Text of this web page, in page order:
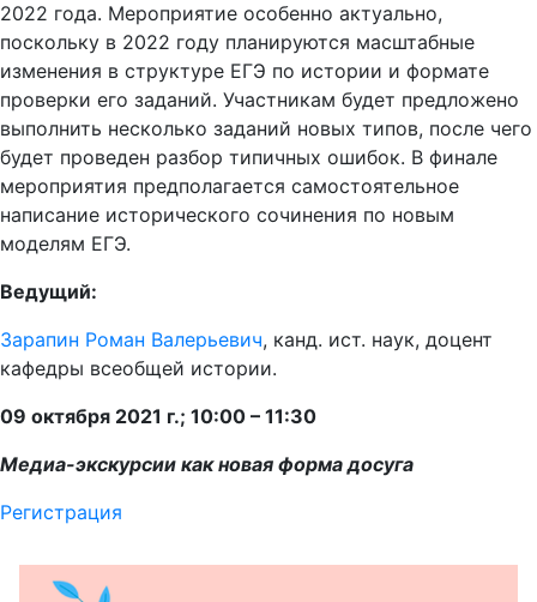
2022 года. Мероприятие особенно актуально,
поскольку в 2022 году планируются масштабные
изменения в структуре ЕГЭ по истории и формате
проверки его заданий. Участникам будет предложено
выполнить несколько заданий новых типов, после чего
будет проведен разбор типичных ошибок. В финале
мероприятия предполагается самостоятельное
написание исторического сочинения по новым
моделям ЕГЭ.
Ведущий:
Зарапин Роман Валерьевич, канд. ист. наук, доцент
кафедры всеобщей истории.
09 октября 2021 г.; 10:00 – 11:30
Медиа-экскурсии как новая форма досуга
Регистрация